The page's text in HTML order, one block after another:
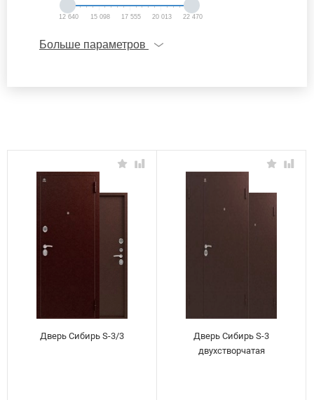
12 640 15 098 17 555 20 013 22 470
Больше параметров
Дверь Сибирь S-3/3
Дверь Сибирь S-3
двухстворчатая